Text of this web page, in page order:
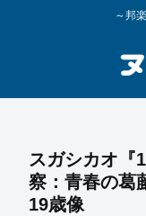
～邦
スガシカオ『
察：青春の葛
19歳像